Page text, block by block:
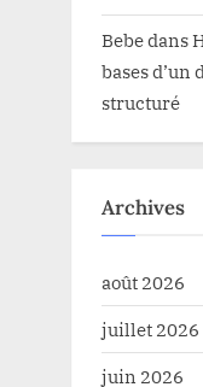
Bebedans
bases
structuré
Archives
août 2026
juillet 2026
juin 2026